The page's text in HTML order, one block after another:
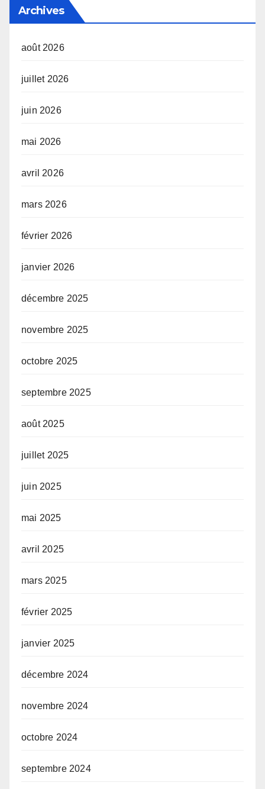
Archives
août 2026
juillet 2026
juin 2026
mai 2026
avril 2026
mars 2026
février 2026
janvier 2026
décembre 2025
novembre 2025
octobre 2025
septembre 2025
août 2025
juillet 2025
juin 2025
mai 2025
avril 2025
mars 2025
février 2025
janvier 2025
décembre 2024
novembre 2024
octobre 2024
septembre 2024